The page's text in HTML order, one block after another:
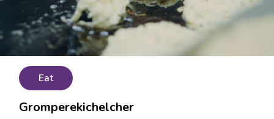
Eat
Gromperekichelcher